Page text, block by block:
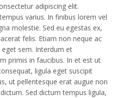
adipiscing elit.
varius. In finibus lorem vel
molestie. Sed eu egestas ex,
felis. Etiam non neque ac
eget sem. Interdum et
primis in faucibus. In et est ut
ligula eget suscipit
ut pellentesque erat augue non
Sed dictum tempus ligula,